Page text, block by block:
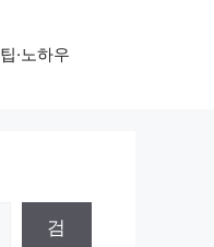
팁·노하우
검